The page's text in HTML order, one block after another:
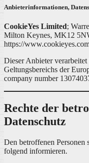
Anbieterinformationen,
CookieYes Limited;
Milton Keynes, MK12
https://
Dieser Anbieter
Geltungsbereichs der
company number
Rechte der
Datenschutz
Den betroffenen Personen
folgend informieren.